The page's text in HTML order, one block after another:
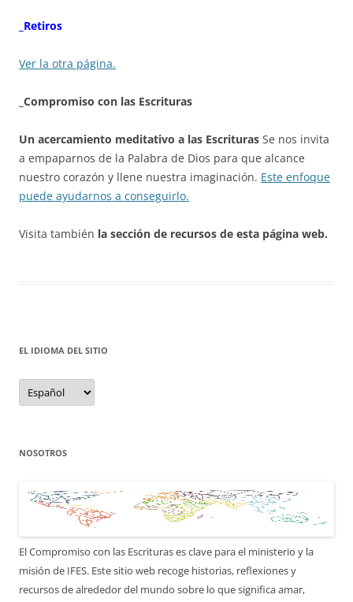
_Retiros
Ver la otra página.
_Compromiso con las Escrituras
Un acercamiento meditativo a las Escrituras Se nos invita
a empaparnos de la Palabra de Dios para que alcance
nuestro corazón y llene nuestra imaginación. Este enfoque
puede ayudarnos a conseguirlo.
Visita también la sección de recursos de esta página web.
EL IDIOMA DEL SITIO
el
idioma
del
NOSOTROS
El Compromiso con las Escrituras es clave para el ministerio y la
misión de IFES. Este sitio web recoge historias, reflexiones y
recursos de alrededor del mundo sobre lo que significa amar,